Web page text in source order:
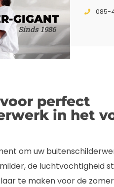
GIGANT
Sinds 1986
085-
perfect
in het
om uw
de luchtvochtigheid
te maken voor de